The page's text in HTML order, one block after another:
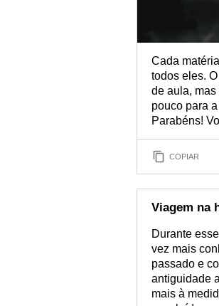
Cada
todos eles.
de aula,
pouco para
Parabéns!
COPIAR
Viagem na
Durante
vez mais
passado e
antiguidade
mais à